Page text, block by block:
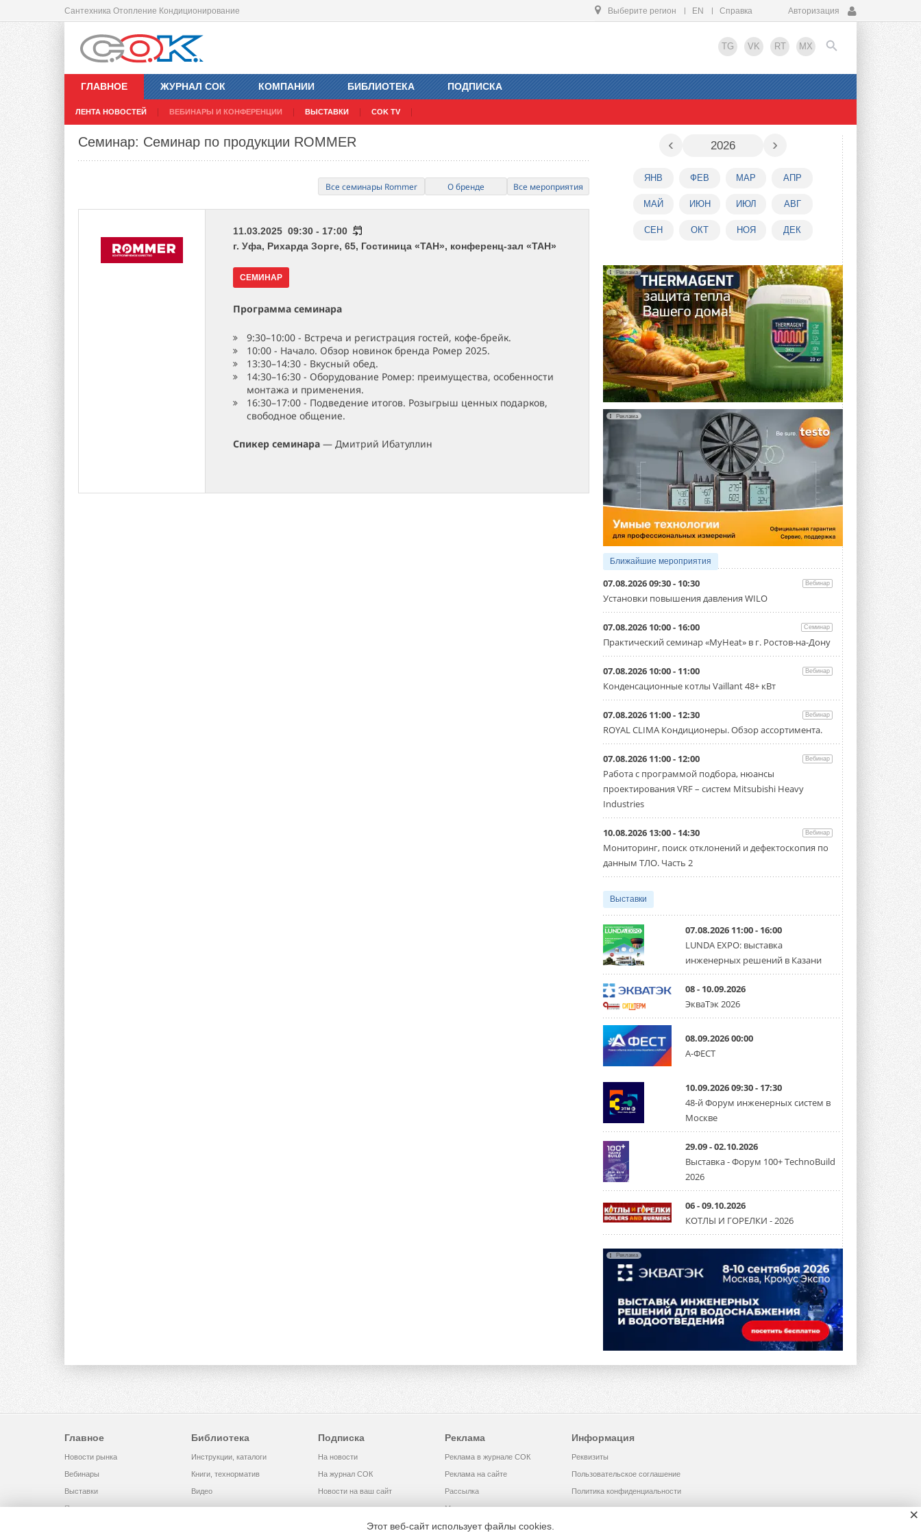
Сантехника Отопление Кондиционирование Выберите регион EN Справка Авторизация
TG VK RT MX
ГЛАВНОЕ
ЛЕНТА НОВОСТЕЙ ВЕБИНАРЫ И КОНФЕРЕНЦИИ ВЫСТАВКИ COK TV
ЖУРНАЛ СОК КОМПАНИИ БИБЛИОТЕКА ПОДПИСКА
EN
Семинар: Семинар по продукции ROMMER
Все семинары Rommer О бренде Все мероприятия
11.03.2025 09:30 - 17:00
г. Уфа, Рихарда Зорге, 65, Гостиница «ТАН», конференц-зал «ТАН»
СЕМИНАР
Программа семинара
9:30–10:00 - Встреча и регистрация гостей, кофе-брейк.
10:00 - Начало. Обзор новинок бренда Ромер 2025.
13:30–14:30 - Вкусный обед.
14:30–16:30 - Оборудование Ромер: преимущества, особенности
монтажа и применения.
16:30–17:00 - Подведение итогов. Розыгрыш ценных подарков,
свободное общение.
Спикер семинара — Дмитрий Ибатуллин
‹ 2026 ›
ЯНВ ФЕВ МАР АПР
МАЙ ИЮН ИЮЛ АВГ
СЕН ОКТ НОЯ ДЕК
Реклама
Реклама
Ближайшие мероприятия
07.08.2026 09:30 - 10:30 Вебинар
Установки повышения давления WILO
07.08.2026 10:00 - 16:00 Семинар
Практический семинар «MyHeat» в г. Ростов-на-Дону
07.08.2026 10:00 - 11:00 Вебинар
Конденсационные котлы Vaillant 48+ кВт
07.08.2026 11:00 - 12:30 Вебинар
ROYAL CLIMA Кондиционеры. Обзор ассортимента.
07.08.2026 11:00 - 12:00 Вебинар
Работа с программой подбора, нюансы
проектирования VRF – систем Mitsubishi Heavy
Industries
10.08.2026 13:00 - 14:30 Вебинар
Мониторинг, поиск отклонений и дефектоскопия по
данным ТЛО. Часть 2
Выставки
07.08.2026 11:00 - 16:00
LUNDA EXPO: выставка
инженерных решений в Казани
08 - 10.09.2026
ЭкваТэк 2026
08.09.2026 00:00
А-ФЕСТ
10.09.2026 09:30 - 17:30
48-й Форум инженерных систем в
Москве
29.09 - 02.10.2026
Выставка - Форум 100+ TechnoBuild
2026
06 - 09.10.2026
КОТЛЫ И ГОРЕЛКИ - 2026
Реклама
Главное
Новости рынка
Вебинары
Выставки
Помощь
Библиотека
Инструкции, каталоги
Книги, технорматив
Видео
Подписка
На новости
На журнал СОК
Новости на ваш сайт
Реклама
Реклама в журнале СОК
Реклама на сайте
Рассылка
Медиакит
Информация
Реквизиты
Пользовательское соглашение
Политика конфиденциальности
Этот веб-сайт использует файлы cookies.
×